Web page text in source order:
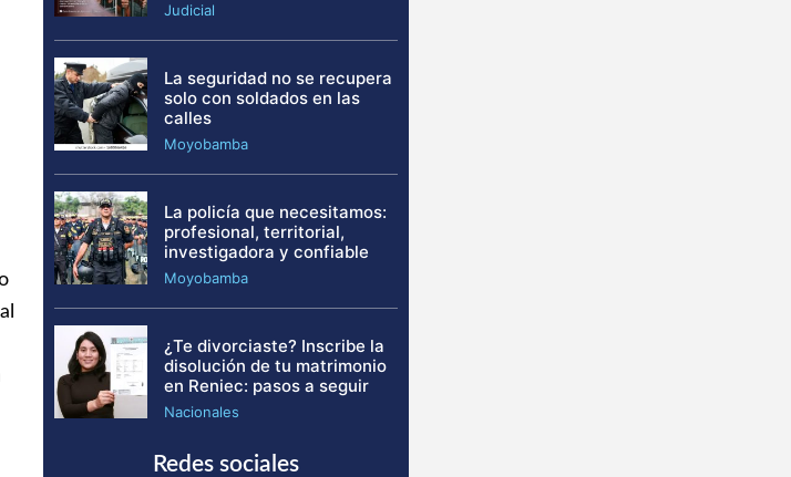
Judicial
La seguridad no se recupera
solo con soldados en las
calles
Moyobamba
La policía que necesitamos:
profesional, territorial,
investigadora y confiable
Moyobamba
¿Te divorciaste? Inscribe la
disolución de tu matrimonio
en Reniec: pasos a seguir
Nacionales
Redes sociales